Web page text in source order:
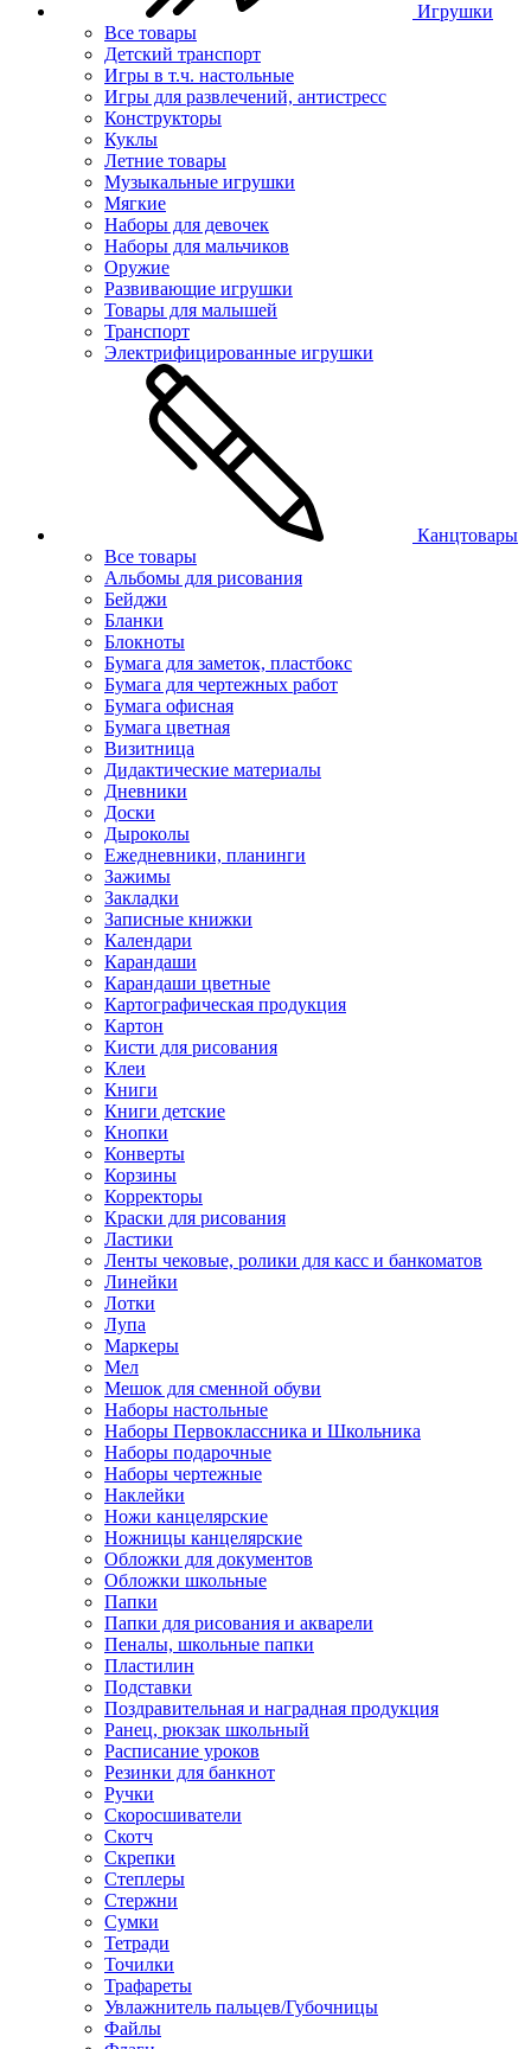
Игрушки
Все товары
Детский транспорт
Игры в т.ч. настольные
Игры для развлечений, антистресс
Конструкторы
Куклы
Летние товары
Музыкальные игрушки
Мягкие
Наборы для девочек
Наборы для мальчиков
Оружие
Развивающие игрушки
Товары для малышей
Транспорт
Электрифицированные игрушки
Канцтовары
Все товары
Альбомы для рисования
Бейджи
Бланки
Блокноты
Бумага для заметок, пластбокс
Бумага для чертежных работ
Бумага офисная
Бумага цветная
Визитница
Дидактические материалы
Дневники
Доски
Дыроколы
Ежедневники, планинги
Зажимы
Закладки
Записные книжки
Календари
Карандаши
Карандаши цветные
Картографическая продукция
Картон
Кисти для рисования
Клеи
Книги
Книги детские
Кнопки
Конверты
Корзины
Корректоры
Краски для рисования
Ластики
Ленты чековые, ролики для касс и банкоматов
Линейки
Лотки
Лупа
Маркеры
Мел
Мешок для сменной обуви
Наборы настольные
Наборы Первоклассника и Школьника
Наборы подарочные
Наборы чертежные
Наклейки
Ножи канцелярские
Ножницы канцелярские
Обложки для документов
Обложки школьные
Папки
Папки для рисования и акварели
Пеналы, школьные папки
Пластилин
Подставки
Поздравительная и наградная продукция
Ранец, рюкзак школьный
Расписание уроков
Резинки для банкнот
Ручки
Скоросшиватели
Скотч
Скрепки
Степлеры
Стержни
Сумки
Тетради
Точилки
Трафареты
Увлажнитель пальцев/Губочницы
Файлы